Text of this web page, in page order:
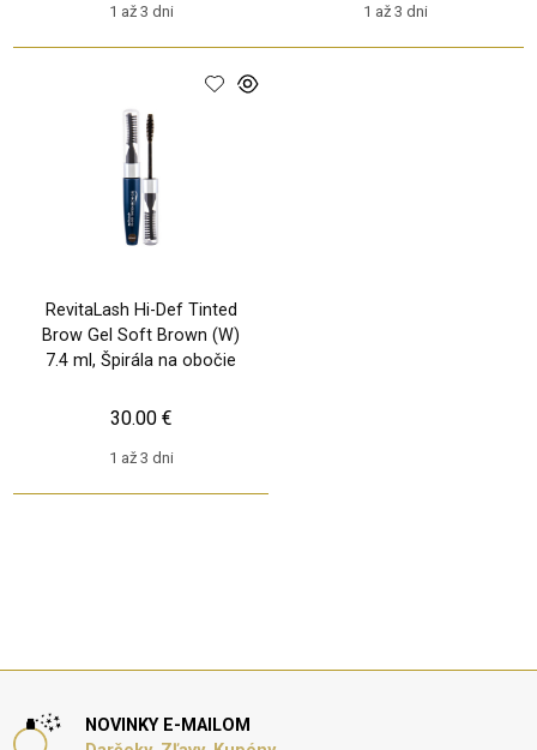
1 až 3 dni 1 až 3 dni
RevitaLash Hi-Def Tinted
Brow Gel Soft Brown (W)
7.4 ml, Špirála na obočie
1 až 3 dni
30.00 €
NOVINKY E-MAILOM